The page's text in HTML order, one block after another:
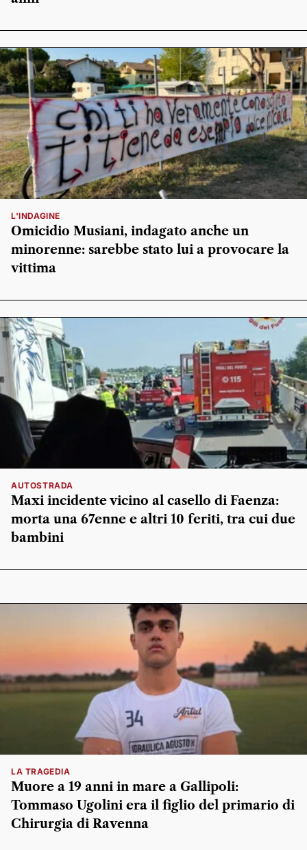
L'INDAGINE
Omicidio Musiani, indagato anche un
minorenne: sarebbe stato lui a provocare la
vittima
AUTOSTRADA
Maxi incidente vicino al casello di Faenza:
morta una 67enne e altri 10 feriti, tra cui due
bambini
LA TRAGEDIA
Muore a 19 anni in mare a Gallipoli:
Tommaso Ugolini era il figlio del primario di
Chirurgia di Ravenna